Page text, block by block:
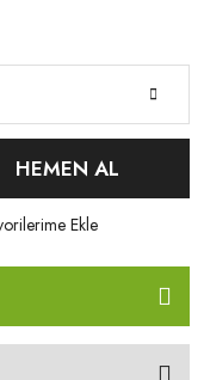
HEMEN AL